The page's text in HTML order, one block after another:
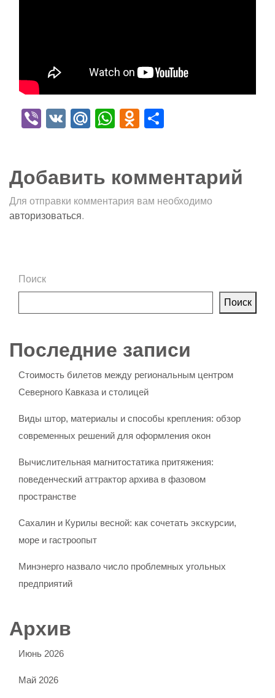
Viber
VK Mail.Ru
WhatsApp
Odnoklassniki
Добавить комментарий
Для отправки комментария вам необходимо
авторизоваться.
Поиск
Поиск
Последние записи
Стоимость билетов между региональным центром
Северного Кавказа и столицей
Виды штор, материалы и способы крепления: обзор
современных решений для оформления окон
Вычислительная магнитостатика притяжения:
поведенческий аттрактор архива в фазовом
пространстве
Сахалин и Курилы весной: как сочетать экскурсии,
море и гастроопыт
Минэнерго назвало число проблемных угольных
предприятий
Архив
Июнь 2026
Май 2026